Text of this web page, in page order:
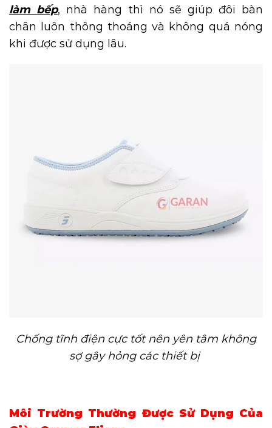
làm bếp, nhà hàng thì nó sẽ giúp đôi bàn
chân luôn thông thoáng và không quá nóng
khi được sử dụng lâu.
Chống tĩnh điện cực tốt nên yên tâm không
sợ gây hỏng các thiết bị
Môi Trường Thường Được Sử Dụng Của